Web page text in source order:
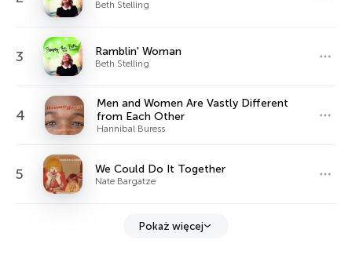
Beth Stelling
3 Ramblin' Woman
Beth Stelling
4
Men and Women Are Vastly Different
from Each Other
Hannibal Buress
5 We Could Do It Together
Nate Bargatze
Pokaż więcej